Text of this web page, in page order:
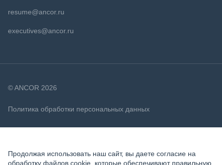
resume@ancor.ru
executives@ancor.ru
© ANCOR 2026
Политика обработки персональных данных
Продолжая использовать наш сайт, вы даете согласие на
обработку файлов cookie, которые обеспечивают правильную